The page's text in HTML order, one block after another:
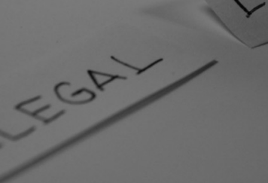
PRENDI UN APPUNTAMENTO